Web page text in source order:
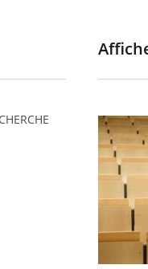
violente
de
faculté
de